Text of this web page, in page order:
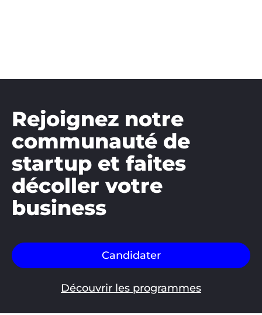
Rejoignez notre
communauté de
startup et faites
décoller votre
business
Candidater
Découvrir les programmes